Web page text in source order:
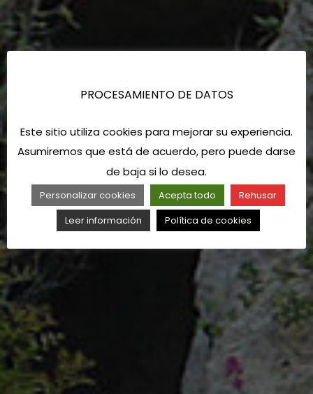
PROCESAMIENTO DE DATOS
Este sitio utiliza cookies para mejorar su experiencia.
Asumiremos que está de acuerdo, pero puede darse
de baja si lo desea.
Personalizar cookies Acepta todo
Rehusar
Leer información
Política de cookies